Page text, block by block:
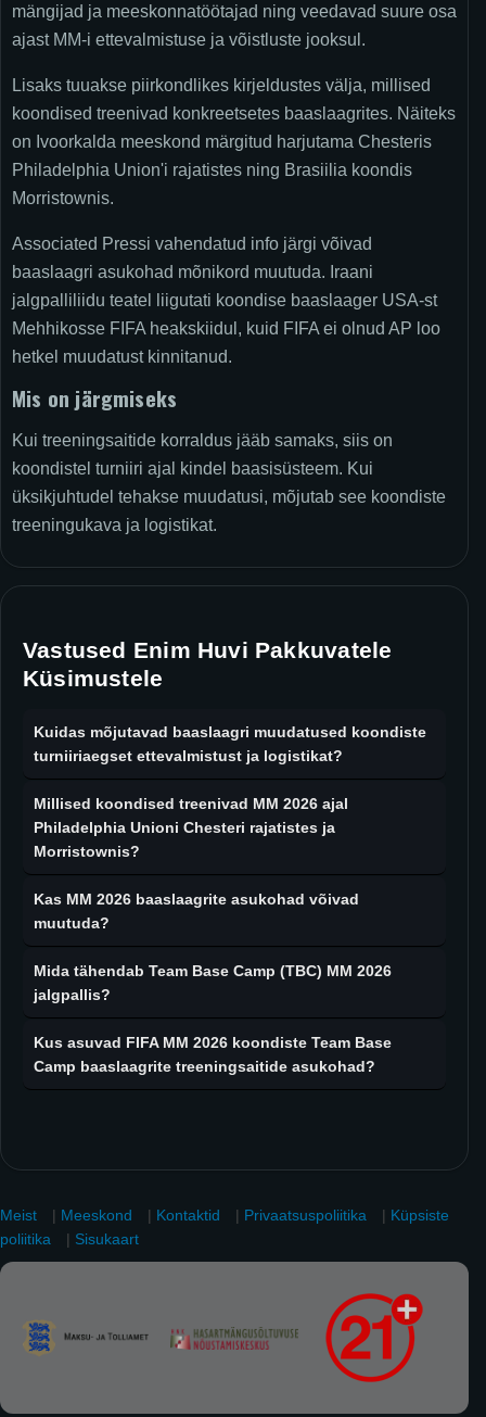
mängijad ja meeskonnatöötajad ning veedavad suure osa
ajast MM-i ettevalmistuse ja võistluste jooksul.
Lisaks tuuakse piirkondlikes kirjeldustes välja, millised
koondised treenivad konkreetsetes baaslaagrites. Näiteks
on Ivoorkalda meeskond märgitud harjutama Chesteris
Philadelphia Union'i rajatistes ning Brasiilia koondis
Morristownis.
Associated Pressi vahendatud info järgi võivad
baaslaagri asukohad mõnikord muutuda. Iraani
jalgpalliliidu teatel liigutati koondise baaslaager USA-st
Mehhikosse FIFA heakskiidul, kuid FIFA ei olnud AP loo
hetkel muudatust kinnitanud.
Mis on järgmiseks
Kui treeningsaitide korraldus jääb samaks, siis on
koondistel turniiri ajal kindel baasisüsteem. Kui
üksikjuhtudel tehakse muudatusi, mõjutab see koondiste
treeningukava ja logistikat.
Vastused Enim Huvi Pakkuvatele
Küsimustele
Kuidas mõjutavad baaslaagri muudatused koondiste
turniiriaegset ettevalmistust ja logistikat?
Millised koondised treenivad MM 2026 ajal
Philadelphia Unioni Chesteri rajatistes ja
Morristownis?
Kas MM 2026 baaslaagrite asukohad võivad
muutuda?
Mida tähendab Team Base Camp (TBC) MM 2026
jalgpallis?
Kus asuvad FIFA MM 2026 koondiste Team Base
Camp baaslaagrite treeningsaitide asukohad?
Meist | Meeskond | Kontaktid | Privaatsuspoliitika | Küpsiste
poliitika
| Sisukaart